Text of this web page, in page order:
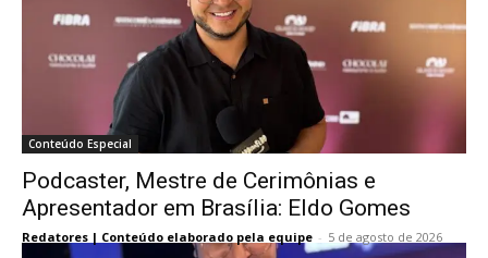
Conteúdo Especial
Podcaster, Mestre de Cerimônias e
Apresentador em Brasília: Eldo Gomes
Redatores | Conteúdo elaborado pela equipe - 5 de agosto de 2026